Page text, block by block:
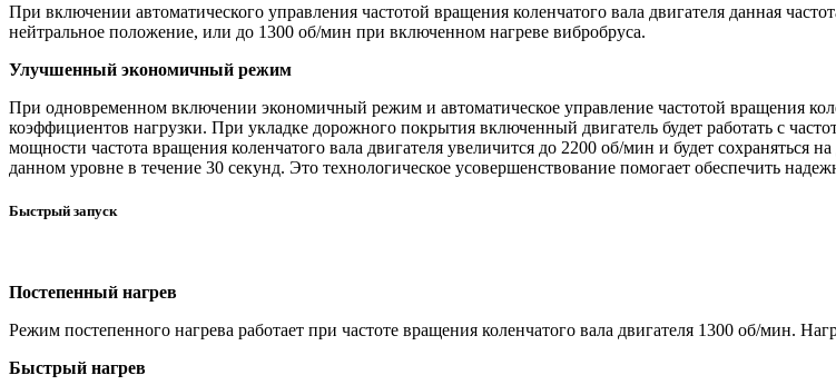
При включении автоматического управления частотой вращения коленчатого вала двигателя данная
нейтральное положение, или до 1300 об/мин при включенном нагреве вибробруса.
Улучшенный экономичный режим
При одновременном включении экономичный режим и автоматическое управление частотой вращения
коэффициентов нагрузки. При укладке дорожного покрытия включенный двигатель будет работать с
мощности частота вращения коленчатого вала двигателя увеличится до 2200 об/мин и будет сохраняться
данном уровне в течение 30 секунд. Это технологическое усовершенствование помогает обеспечить
Быстрый запуск
Постепенный нагрев
Режим постепенного нагрева работает при частоте вращения коленчатого вала двигателя 1300 об/мин.
Быстрый нагрев